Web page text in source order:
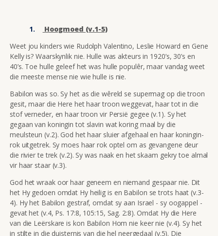
Hoogmoed (v.1-5)
Weet jou kinders wie Rudolph Valentino, Leslie Howard en Gene
Kelly is? Waarskynlik nie. Hulle was akteurs in 1920’s, 30’s en
40’s. Toe hulle geleef het was hulle populêr, maar vandag weet
die meeste mense nie wie hulle is nie.
Babilon was so. Sy het as die wêreld se supermag op die troon
gesit, maar die Here het haar troon weggevat, haar tot in die
stof verneder, en haar troon vir Persië gegee (v.1). Sy het
gegaan van koningin tot slavin wat koring maal by die
meulsteun (v.2). God het haar sluier afgehaal en haar koningin-
rok uitgetrek. Sy moes haar rok optel om as gevangene deur
die rivier te trek (v.2). Sy was naak en het skaam gekry toe almal
vir haar staar (v.3).
God het wraak oor haar geneem en niemand gespaar nie. Dit
het Hy gedoen omdat Hy heilig is en Babilon se trots haat (v.3-
4). Hy het Babilon gestraf, omdat sy aan Israel - sy oogappel -
gevat het (v.4, Ps. 17:8, 105:15, Sag. 2:8). Omdat Hy die Here
van die Leërskare is kon Babilon Hom nie keer nie (v.4). Sy het
in stilte in die duisternis van die hel neergedaal (v.5). Die